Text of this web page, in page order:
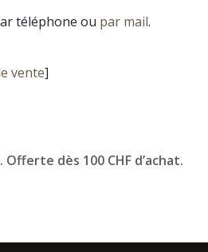
téléphone ou par mail.
vente]
dès 100 CHF d’achat.